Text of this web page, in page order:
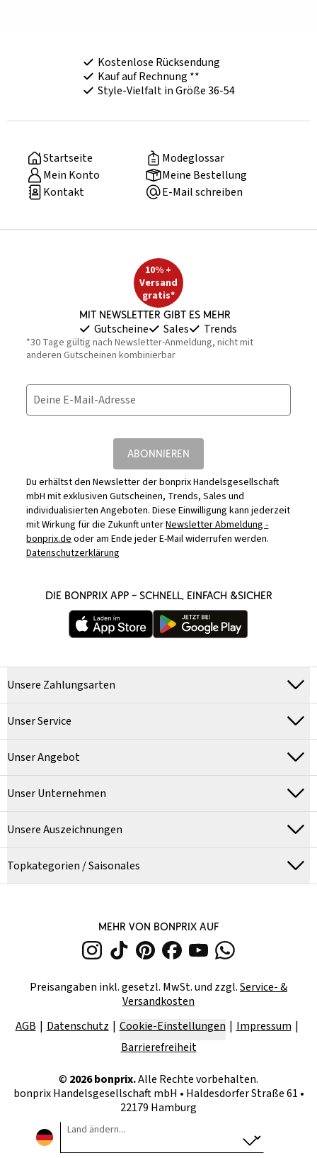
Kostenlose Rücksendung
Kauf auf Rechnung **
Style-Vielfalt in Größe 36-54
Startseite
Modeglossar
Mein Konto
Meine Bestellung
Kontakt
E-Mail schreiben
10% +
Versand
gratis*
Mit Newsletter gibt es mehr
Gutscheine Sales Trends
*30 Tage gültig nach Newsletter-Anmeldung, nicht mit
anderen Gutscheinen kombinierbar
Deine E-Mail-Adresse
ABONNIEREN
Du erhältst den Newsletter der bonprix Handelsgesellschaft
mbH mit exklusiven Gutscheinen, Trends, Sales und
individualisierten Angeboten. Diese Einwilligung kann jederzeit
mit Wirkung für die Zukunft unterNewsletter Abmeldung -
bonprix.deoder am Ende jeder E-Mail widerrufen werden.
Datenschutzerklärung
DIE BONPRIX APP – SCHNELL, EINFACH &SICHER
Unsere Zahlungsarten
Unser Service
Unser Angebot
Unser Unternehmen
Unsere Auszeichnungen
Topkategorien / Saisonales
MEHR VON BONPRIX AUF
Preisangaben inkl. gesetzl. MwSt. und zzgl.Service- &
Versandkosten
AGB
Datenschutz Cookie-Einstellungen
Impressum
Barrierefreiheit
© 2026bonprix.Alle Rechte vorbehalten.
bonprix Handelsgesellschaft mbH • Haldesdorfer Straße 61 •
22179 Hamburg
Land ändern...